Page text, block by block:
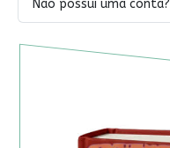
Não possui uma conta?